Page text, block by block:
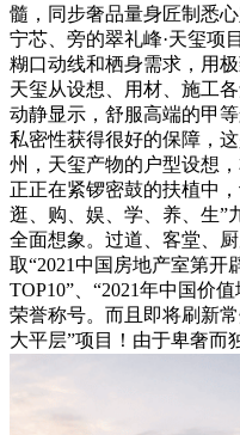
髓，同步奢品量身匠制悉
宁芯、旁的翠礼峰·天玺项
糊口动线和栖身需求，用
天玺从设想、用材、施工
动静显示，舒服高端的甲
私密性获得很好的保障，
州，天玺产物的户型设想
正正在紧锣密鼓的扶植中
逛、购、娱、学、养、生”
全面想象。过道、客堂、
取“2021中国房地产室第开
TOP10”、“2021年中国价
荣誉称号。而且即将刷新
大平层”项目！由于卑奢而